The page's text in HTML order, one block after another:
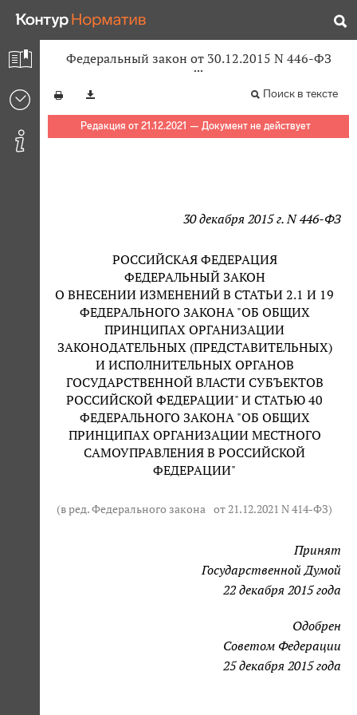
Федеральный закон от 30.12.2015 N 446-ФЗ
Поиск в тексте
Редакция от 21.12.2021 — Документ не действует
30 декабря 2015 г. N 446-ФЗ
РОССИЙСКАЯ ФЕДЕРАЦИЯ
ФЕДЕРАЛЬНЫЙ ЗАКОН
О ВНЕСЕНИИ ИЗМЕНЕНИЙ В СТАТЬИ 2.1 И 19
ФЕДЕРАЛЬНОГО ЗАКОНА "ОБ ОБЩИХ
ПРИНЦИПАХ ОРГАНИЗАЦИИ
ЗАКОНОДАТЕЛЬНЫХ (ПРЕДСТАВИТЕЛЬНЫХ)
И ИСПОЛНИТЕЛЬНЫХ ОРГАНОВ
ГОСУДАРСТВЕННОЙ ВЛАСТИ СУБЪЕКТОВ
РОССИЙСКОЙ ФЕДЕРАЦИИ" И СТАТЬЮ 40
ФЕДЕРАЛЬНОГО ЗАКОНА "ОБ ОБЩИХ
ПРИНЦИПАХ ОРГАНИЗАЦИИ МЕСТНОГО
САМОУПРАВЛЕНИЯ В РОССИЙСКОЙ
ФЕДЕРАЦИИ"
(в ред. Федерального закона от 21.12.2021 N 414-ФЗ)
Принят
Государственной Думой
22 декабря 2015 года
Одобрен
Советом Федерации
25 декабря 2015 года